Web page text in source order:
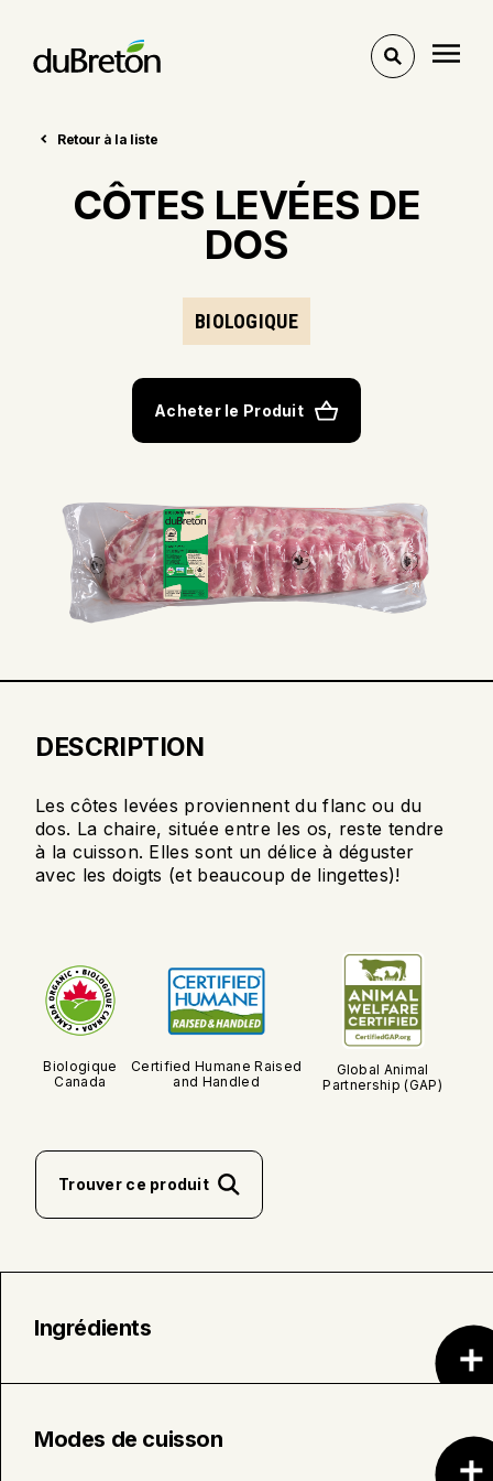
Voir
Retour à la liste
CÔTES LEVÉES DE
DOS
BIOLOGIQUE
Acheter le Produit
DESCRIPTION
Les côtes levées proviennent du flanc ou du
dos. La chaire, située entre les os, reste tendre
à la cuisson. Elles sont un délice à déguster
avec les doigts (et beaucoup de lingettes)!
Biologique
Canada
Certified Humane Raised
and Handled
Global Animal
Partnership (GAP)
Trouver ce produit
Ingrédients
Modes de cuisson